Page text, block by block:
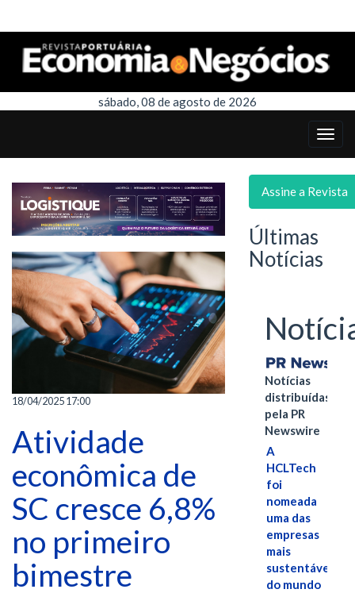
sábado, 08 de agosto de 2026
18/04/2025 17:00
Atividade
econômica de
SC cresce 6,8%
no primeiro
bimestre
Assine a Revista
Últimas
Notícias
Notícias
distribuídas
pela PR
Newswire
A
HCLTech
foi
nomeada
uma das
empresas
mais
sustentáveis
do mundo